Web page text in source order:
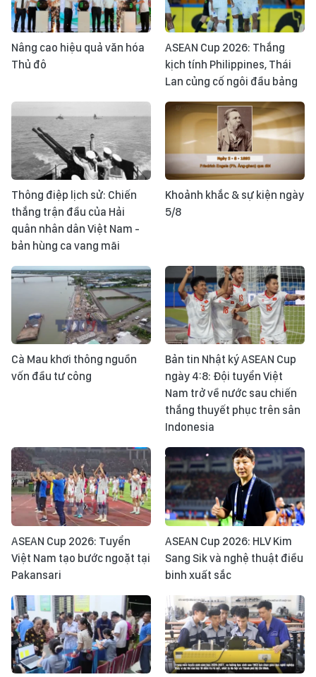
Nâng cao hiệu quả văn hóa
Thủ đô
ASEAN Cup 2026: Thắng
kịch tính Philippines, Thái
Lan củng cố ngôi đầu bảng
Thông điệp lịch sử: Chiến
thắng trận đầu của Hải
quân nhân dân Việt Nam -
bản hùng ca vang mãi
Khoảnh khắc & sự kiện ngày
5/8
Cà Mau khơi thông nguồn
vốn đầu tư công
Bản tin Nhật ký ASEAN Cup
ngày 4:8: Đội tuyển Việt
Nam trở về nước sau chiến
thắng thuyết phục trên sân
Indonesia
ASEAN Cup 2026: Tuyển
Việt Nam tạo bước ngoặt tại
Pakansari
ASEAN Cup 2026: HLV Kim
Sang Sik và nghệ thuật điều
binh xuất sắc